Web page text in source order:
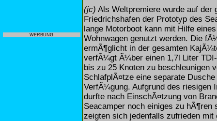
WERBUNG
(jc) Als Weltpremiere wurde auf der
Friedrichshafen der Prototyp des
lange Motorboot kann mit Hilfe
Wohnwagen genutzt werden. Die
ermÃ¶glicht in der gesamten
verfÃ¼gt Ã¼ber einen 1,7l Liter
bis zu 25 Knoten zu beschleunigen
SchlafplÃ¤tze eine separate
VerfÃ¼gung. Aufgrund des riesigen
durfte nach EinschÃ¤tzung von
Seacamper noch einiges zu hÃ¶ren
zeigten sich jedenfalls zufrieden